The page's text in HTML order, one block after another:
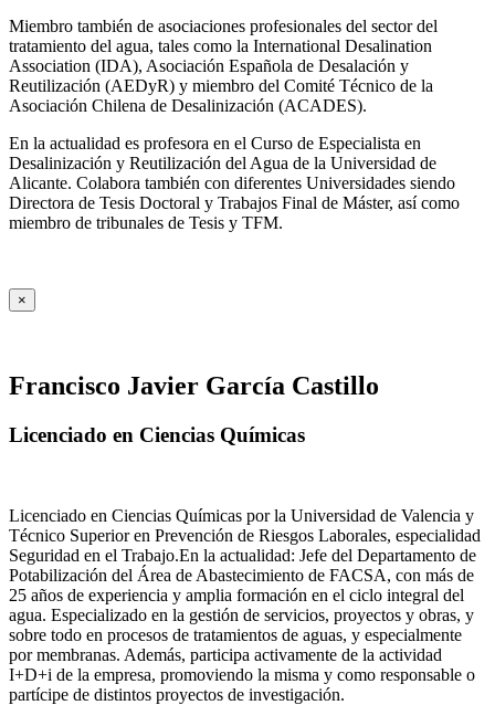
Miembro también de asociaciones profesionales del sector del
tratamiento del agua, tales como la International Desalination
Association (IDA), Asociación Española de Desalación y
Reutilización (AEDyR) y miembro del Comité Técnico de la
Asociación Chilena de Desalinización (ACADES).
En la actualidad es profesora en el Curso de Especialista en
Desalinización y Reutilización del Agua de la Universidad de
Alicante. Colabora también con diferentes Universidades siendo
Directora de Tesis Doctoral y Trabajos Final de Máster, así como
miembro de tribunales de Tesis y TFM.
×
Francisco Javier García Castillo
Licenciado en Ciencias Químicas
Licenciado en Ciencias Químicas por la Universidad de Valencia y
Técnico Superior en Prevención de Riesgos Laborales, especialidad
Seguridad en el Trabajo.En la actualidad: Jefe del Departamento de
Potabilización del Área de Abastecimiento de FACSA, con más de
25 años de experiencia y amplia formación en el ciclo integral del
agua. Especializado en la gestión de servicios, proyectos y obras, y
sobre todo en procesos de tratamientos de aguas, y especialmente
por membranas. Además, participa activamente de la actividad
I+D+i de la empresa, promoviendo la misma y como responsable o
partícipe de distintos proyectos de investigación.